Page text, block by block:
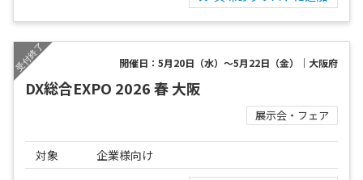
開催日：5月20日（水）～5月22日（金）｜大阪府
DX総合EXPO 2026 春 大阪
展示会・フェア
対象 企業様向け